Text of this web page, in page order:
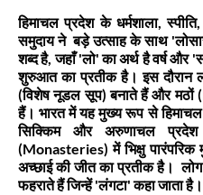
हिमाचल प्रदेश के धर्मशाला,
समुदाय ने बड़े उत्साह के साथ
शब्द है, जहाँ 'लो' का अर्थ है वर्ष और
शुरुआत का प्रतीक है। इस दौरान
(विशेष नूडल सूप) बनाते हैं और मठों
हैं। भारत में यह मुख्य रूप से हिमाचल
सिक्किम और अरुणाचल
(Monasteries) में भिक्षु
अच्छाई की जीत का प्रतीक है।
फहराते हैं जिन्हें 'लंगटा' कहा जाता है।